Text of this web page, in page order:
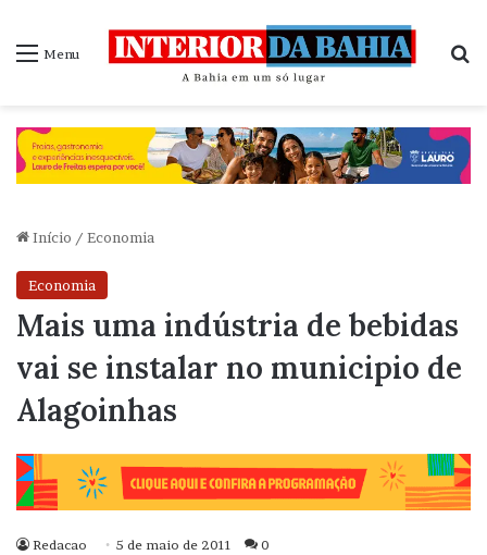
Menu
Início / Economia
Economia
Mais uma indústria de bebidas
vai se instalar no municipio de
Alagoinhas
Redacao 5 de maio de 2011 0